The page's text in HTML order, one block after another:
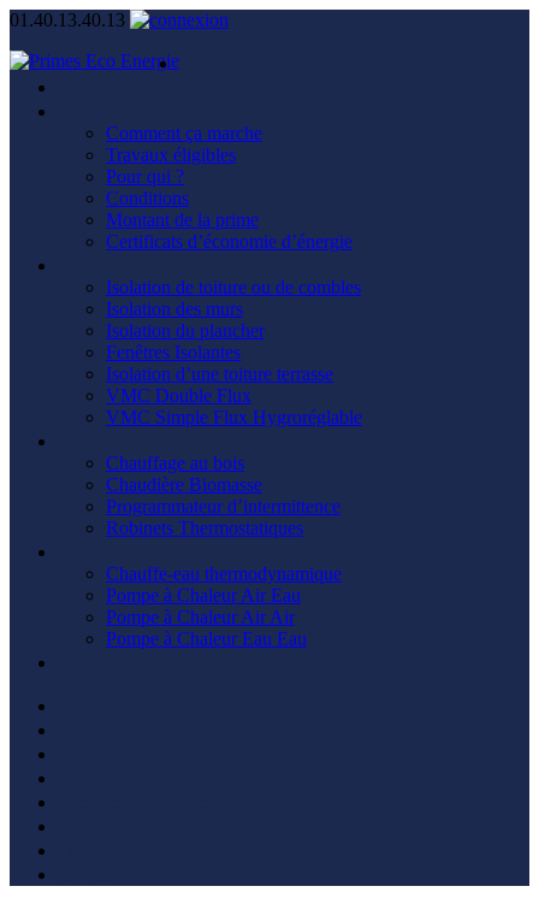
01.40.13.40.13
Comment ça marche
Travaux éligibles
Pour qui ?
Conditions
Montant de la prime
Certificats d’économie d’énergie
Isolation de toiture ou de combles
Isolation des murs
Isolation du plancher
Fenêtres Isolantes
Isolation d’une toiture terrasse
VMC Double Flux
VMC Simple Flux Hygroréglable
Chauffage au bois
Chaudière Biomasse
Programmateur d’intermittence
Robinets Thermostatiques
Chauffe-eau thermodynamique
Pompe à Chaleur Air Eau
Pompe à Chaleur Air Air
Pompe à Chaleur Eau Eau